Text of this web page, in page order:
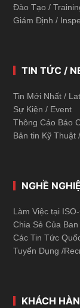
Đào Tạo /
Giám Định /
TIN TỨC /
Tin Mới Nhất /
Sự Kiện / Event
Thông Cáo Báo
Bản tin Kỹ Thuật
NGHỀ
Làm Việc tại
Chia Sẻ Của
Các Tin Tức
Tuyển Dụng /
KHÁCH